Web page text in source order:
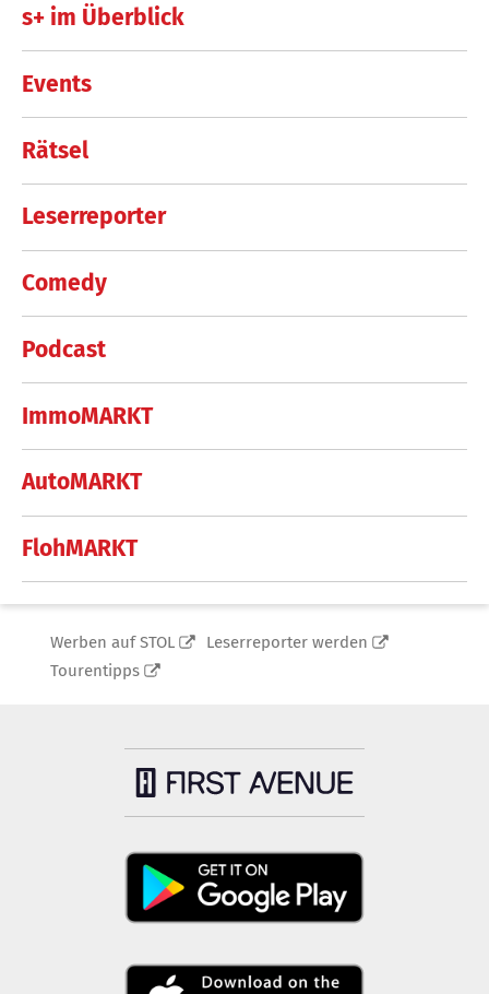
s+ im Überblick
Events
Rätsel
Leserreporter
Comedy
Podcast
ImmoMARKT
AutoMARKT
FlohMARKT
Werben auf STOL
Leserreporter werden
Tourentipps